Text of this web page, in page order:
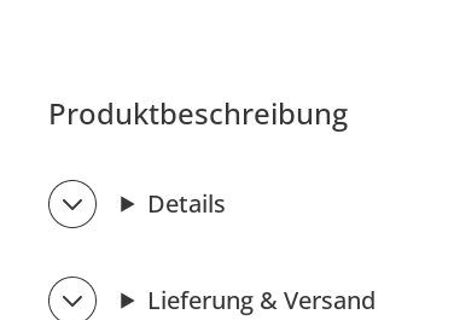
Produktbeschreibung
Details
Lieferung & Versand